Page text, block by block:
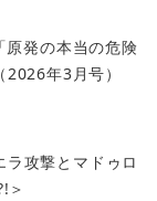
原発の本当の危険
年3月号）
ラ攻撃とマドゥロ
＞